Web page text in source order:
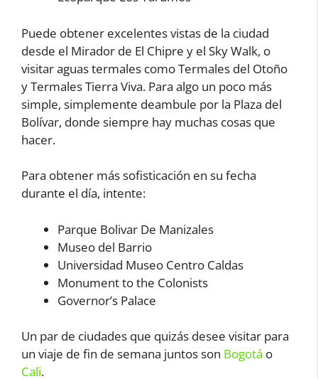
Puede obtener excelentes vistas de la ciudad
desde el Mirador de El Chipre y el Sky Walk, o
visitar aguas termales como Termales del Otoño
y Termales Tierra Viva. Para algo un poco más
simple, simplemente deambule por la Plaza del
Bolívar, donde siempre hay muchas cosas que
hacer.
Para obtener más sofisticación en su fecha
durante el día, intente:
Parque Bolivar De Manizales
Museo del Barrio
Universidad Museo Centro Caldas
Monument to the Colonists
Governor’s Palace
Un par de ciudades que quizás desee visitar para
un viaje de fin de semana juntos son Bogotá o
Cali.